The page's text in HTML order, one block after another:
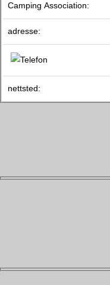
Camping Association:
adresse:
nettsted: